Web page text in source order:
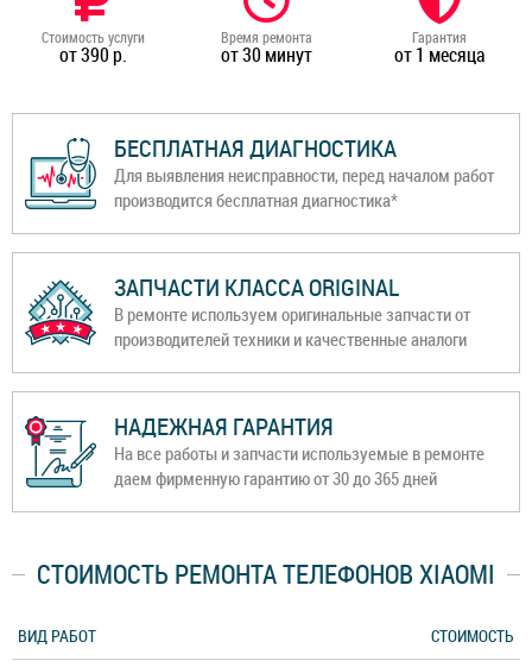
Стоимость услуги
от 390 р.
Время ремонта
от 30 минут
Гарантия
от 1 месяца
БЕСПЛАТНАЯ ДИАГНОСТИКА
Для выявления неисправности, перед началом работ
производится бесплатная диагностика*
ЗАПЧАСТИ КЛАССА ORIGINAL
В ремонте используем оригинальные запчасти от
производителей техники и качественные аналоги
НАДЕЖНАЯ ГАРАНТИЯ
На все работы и запчасти используемые в ремонте
даем фирменную гарантию от 30 до 365 дней
СТОИМОСТЬ РЕМОНТА ТЕЛЕФОНОВ XIAOMI
ВИД РАБОТ
СТОИМОСТЬ